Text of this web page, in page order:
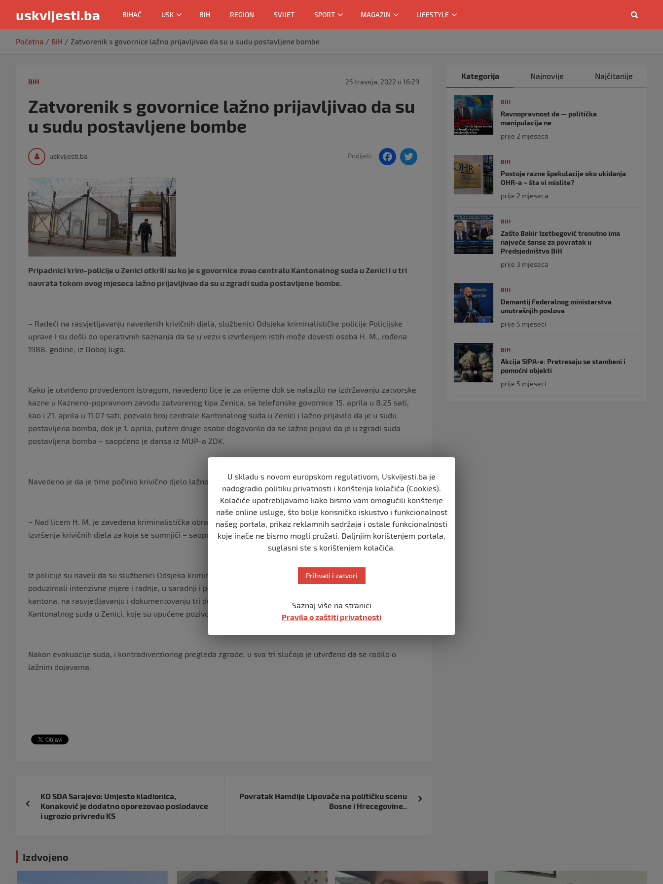
uskvijesti.ba BIHAĆ USK BIH REGION SVIJET SPORT MAGAZIN LIFESTYLE
Početna BiH Zatvorenik s govornice lažno prijavljivao da su u sudu postavljene bombe
BIH 25 travnja, 2022 u 16:29
Zatvorenik s govornice lažno prijavljivao da su
u sudu postavljene bombe
uskvijesti.ba Podijeli:
F
k
Pripadnici krim-policije u Zenici otkrili su ko je s govornice zvao centralu Kantonalnog suda u Zenici i u tri
navrata tokom ovog mjeseca lažno prijavljivao da su u zgradi suda postavljene bombe.
– Radeći na rasvjetljavanju navedenih krivičnih djela, službenici Odsjeka kriminalističke policije Policijske
uprave I su došli do operativnih saznanja da se u vezu s izvršenjem istih može dovesti osoba H. M., rođena
1988. godine, iz Doboj Juga.
Kako je utvrđeno provedenom istragom, navedeno lice je za vrijeme dok se nalazilo na izdržavanju zatvorske
kazne u Kazneno-popravnom zavodu zatvorenog tipa Zenica, sa telefonske govornice 15. aprila u 8.25 sati,
kao i 21. aprila u 11.07 sati, pozvalo broj centrale Kantonalnog suda u Zenici i lažno prijavilo da je u sudu
postavljena bomba, dok je 1. aprila, putem druge osobe dogovorilo da se lažno prijavi da je u zgradi suda
postavljena bomba – saopćeno je dansa iz MUP-a ZDK.
Navedeno je da je time počinio krivično djelo lažno prijavljivanje, kao i da je uhapšen.
– Nad licem H. M. je zavedena kriminalistička obrada, te je isto ispitano u svojstvu osumnjičenog na okolnosti
izvršenja krivičnih djela za koja se sumnjiči – saopćeo je iz MUP-a ZDK.
Iz policije su naveli da su službenici Odsjeka kriminalističke policije Policijske uprave I u Zenici proteklih dana
poduzimali intenzivne mjere i radnje, u saradnji i pod nadzorom Kantonalnog tužilaštva Zeničko-dobojskog
kantona, na rasvjetljavanju i dokumentovanju tri dojave o postavljenoj eksplozivnoj napravi u zgradi
Kantonalnog suda u Zenici, koje su upućene pozivom na telefonsku centralu suda.
Nakon evakuacije suda, i kontradiverzionog pregleda zgrade, u sva tri slučaja je utvrđeno da se radilo o
lažnim dojavama.
objava
KO SDA Sarajevo: Umjesto kladionica,
Konaković je dodatno oporezovao poslodavce
i ugrozio privredu KS
Povratak Hamdije Lipovače na političku scenu
Bosne i Hrecegovine..
Kategorija Najnovije Najčitanije
BIH
Ravnopravnost da — politička
manipulacija ne
prije 2 mjeseca
BIH
Postoje razne špekulacije oko ukidanja
OHR-a – šta vi mislite?
prije 2 mjeseca
BIH
Zašto Bakir Izetbegović trenutno ima
najveće šanse za povratak u
Predsjedništvo BiH
prije 3 mjeseca
BIH
Demantij Federalnog ministarstva
unutrašnjih poslova
prije 5 mjeseci
BIH
Akcija SIPA-e: Pretresaju se stambeni i
pomoćni objekti
prije 5 mjeseci
Izdvojeno
U skladu s novom europskom regulativom, Uskvijesti.ba je
nadogradio politiku privatnosti i korištenja kolačića (Cookies).
Kolačiće upotrebljavamo kako bismo vam omogućili korištenje
naše online usluge, što bolje korisničko iskustvo i funkcionalnost
našeg portala, prikaz reklamnih sadržaja i ostale funkcionalnosti
koje inače ne bismo mogli pružati. Daljnjim korištenjem portala,
suglasni ste s korištenjem kolačića.
Prihvati i zatvori
Saznaj više na stranici
Pravila o zaštiti privatnosti